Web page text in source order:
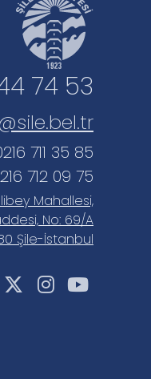
74 53
711 35 85
712 09 75
Mahallesi,
No: 69/A
Şile-İstanbul